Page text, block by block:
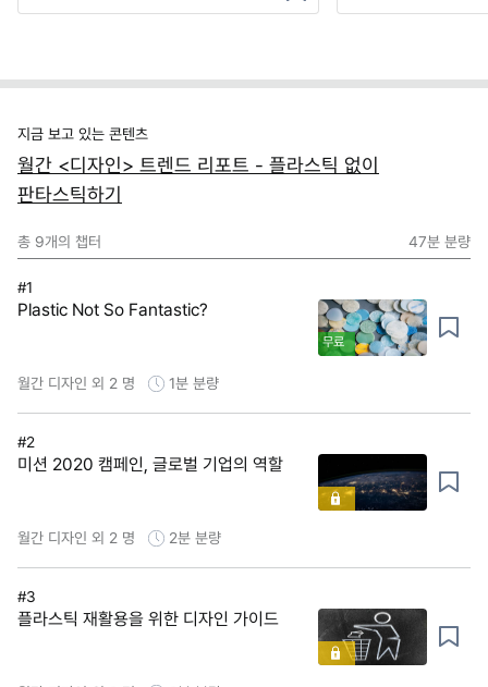
지금 보고 있는 콘텐츠
월간 <디자인> 트렌드 리포트 - 플라스틱 없이
판타스틱하기
총 9개의 챕터 47분 분량
#1
Plastic Not So Fantastic?
무료
월간 디자인 외 2 명 1분 분량
#2
미션 2020 캠페인, 글로벌 기업의 역할
월간 디자인 외 2 명 2분 분량
#3
플라스틱 재활용을 위한 디자인 가이드